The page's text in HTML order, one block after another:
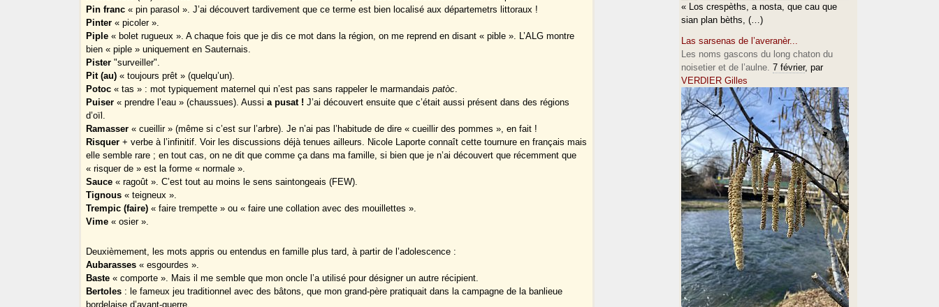
Pin franc « pin parasol ». J’ai découvert tardivement que ce terme est bien localisé aux départemetrs littoraux !
Pinter « picoler ».
Piple « bolet rugueux ». A chaque fois que je dis ce mot dans la région, on me reprend en disant « pible ». L’ALG montre
bien « piple » uniquement en Sauternais.
Pister "surveiller".
Pit (au) « toujours prêt » (quelqu’un).
Potoc « tas » : mot typiquement maternel qui n’est pas sans rappeler le marmandaispatòc.
Puiser « prendre l’eau » (chaussues). Aussia pusat ! J’ai découvert ensuite que c’était aussi présent dans des régions
d’oïl.
Ramasser « cueillir » (même si c’est sur l’arbre). Je n’ai pas l’habitude de dire « cueillir des pommes », en fait !
Risquer + verbe à l’infinitif. Voir les discussions déjà tenues ailleurs. Nicole Laporte connaît cette tournure en français mais
elle semble rare ; en tout cas, on ne dit que comme ça dans ma famille, si bien que je n’ai découvert que récemment que
« risquer de » est la forme « normale ».
Sauce « ragoût ». C’est tout au moins le sens saintongeais (FEW).
Tignous « teigneux ».
Trempic (faire) « faire trempette » ou « faire une collation avec des mouillettes ».
Vime « osier ».
Deuxièmement, les mots appris ou entendus en famille plus tard, à partir de l’adolescence :
Aubarasses « esgourdes ».
Baste « comporte ». Mais il me semble que mon oncle l’a utilisé pour désigner un autre récipient.
Bertoles : le fameux jeu traditionnel avec des bâtons, que mon grand-père pratiquait dans la campagne de la banlieue
bordelaise d’avant-guerre.
« Los crespèths, a nosta, que cau que
sian plan bèths, (…)
Las sarsenas de l’averanèr...
Les noms gascons du long chaton du
noisetier et de l’aulne. 7 février, par
VERDIER Gilles